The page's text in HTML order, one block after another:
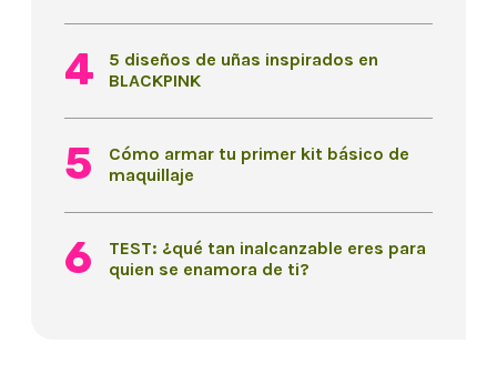
5 diseños de uñas inspirados en
BLACKPINK
Cómo armar tu primer kit básico de
maquillaje
TEST: ¿qué tan inalcanzable eres para
quien se enamora de ti?